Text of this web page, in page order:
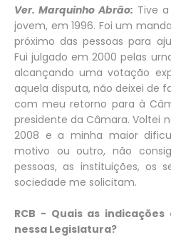
Ver. Marquinho Abrão: Tive
jovem, em 1996. Foi um
próximo das pessoas para
Fui julgado em 2000 pelas
alcançando uma votação
aquela disputa, não deixei de
com meu retorno para à
presidente da Câmara. Voltei
2008 e a minha maior
motivo ou outro, não
pessoas, as instituições, os
sociedade me solicitam.
RCB - Quais as
nessa Legislatura?